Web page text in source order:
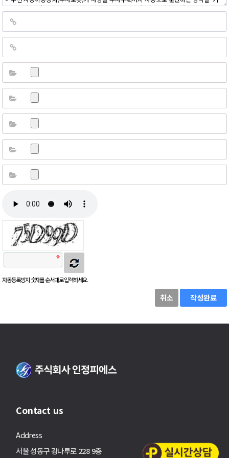
자동등록방지 숫자를 순서대로 입력하세요.
취소 작성완료
Contact us
Address
서울 성동구 광나루로 228 9층